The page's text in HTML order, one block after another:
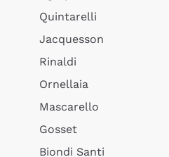
Quintarelli
Jacquesson
Rinaldi
Ornellaia
Mascarello
Gosset
Biondi Santi